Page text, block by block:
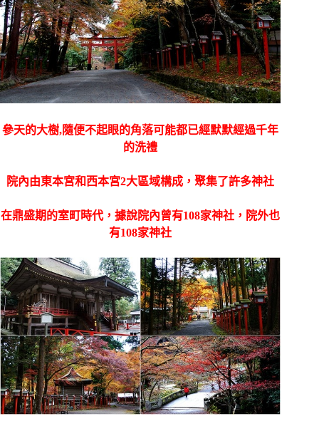
參天的大樹,隨便不起眼的角落可能都已經默默經過千年
的洗禮
院內由東本宮和西本宮2大區域構成，聚集了許多神社
在鼎盛期的室町時代，據說院內曾有108家神社，院外也
有108家神社